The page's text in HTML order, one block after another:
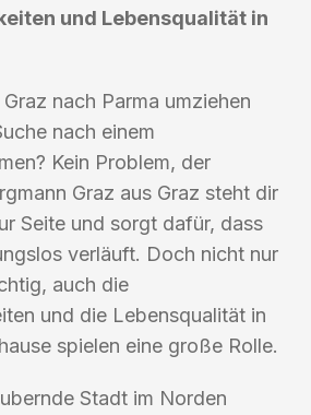
und Lebensqualität in
nach Parma umziehen
nach einem
Kein Problem, der
Graz aus Graz steht dir
Seite und sorgt dafür, dass
verläuft. Doch nicht nur
auch die
und die Lebensqualität in
spielen eine große Rolle.
Stadt im Norden